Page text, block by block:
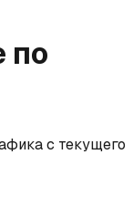
по
с текущего